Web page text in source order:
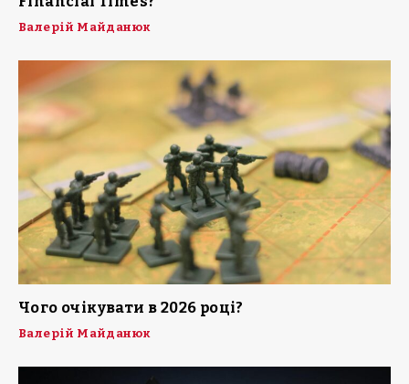
Валерій Майданюк
Чого очікувати в 2026 році?
Валерій Майданюк